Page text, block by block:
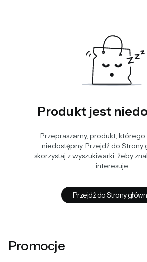
Produkt jest
Przepraszamy, produkt, którego
niedostępny. Przejdź do Strony
skorzystaj z wyszukiwarki, żeby
interesuje.
Przejdź do Strony
Promocje